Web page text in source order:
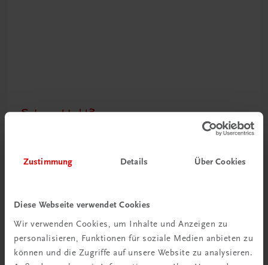
Zustimmung Details Über Cookies
Diese Webseite verwendet Cookies
Wir verwenden Cookies, um Inhalte und Anzeigen zu
personalisieren, Funktionen für soziale Medien anbieten zu
können und die Zugriffe auf unsere Website zu analysieren.
Schon entdeckt?
Mehr dazu